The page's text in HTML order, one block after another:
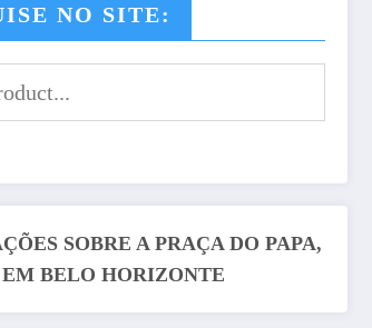
NO SITE:
SOBRE A PRAÇA DO PAPA,
EM BELO HORIZONTE